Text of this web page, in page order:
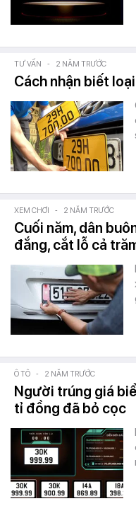
TƯ VẤN - 2 NĂM TRƯỚC
Cách nhận biết
XEM CHƠI - 2 NĂM TRƯỚC
Cuối năm, dân
đắng, cắt lỗ cả
Ô TÔ - 2 NĂM TRƯỚC
Người trúng giá
tỉ đồng đã bỏ cọc